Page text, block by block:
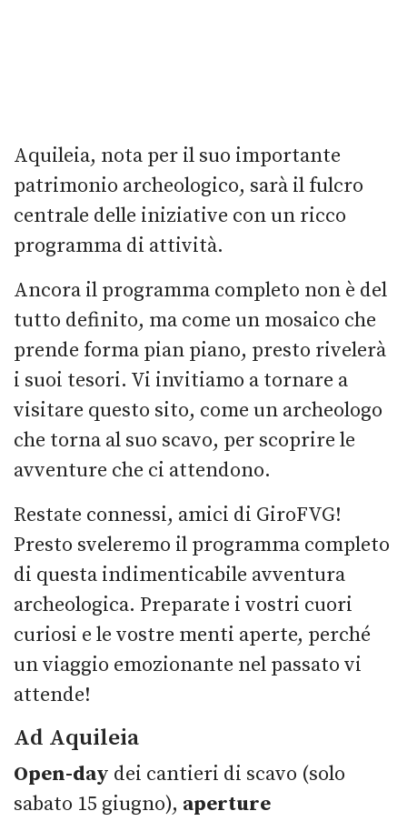
Aquileia, nota per il suo importante
patrimonio archeologico, sarà il fulcro
centrale delle iniziative con un ricco
programma di attività.
Ancora il programma completo non è del
tutto definito, ma come un mosaico che
prende forma pian piano, presto rivelerà
i suoi tesori. Vi invitiamo a tornare a
visitare questo sito, come un archeologo
che torna al suo scavo, per scoprire le
avventure che ci attendono.
Restate connessi, amici di GiroFVG!
Presto sveleremo il programma completo
di questa indimenticabile avventura
archeologica. Preparate i vostri cuori
curiosi e le vostre menti aperte, perché
un viaggio emozionante nel passato vi
attende!
Ad Aquileia
Open-day dei cantieri di scavo (solo
sabato 15 giugno), aperture